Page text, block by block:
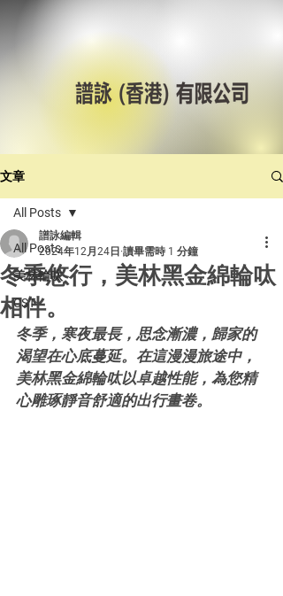
文章
All Posts
美林輪呔
CST
All Posts
冬季悠行，美林黑金綿輪呔
相伴。
譜詠編輯
2024年12月24日 讀畢需時 1 分鐘
冬季，寒夜最長，思念漸濃，歸家的
渴望在心底蔓延。在這漫漫旅途中，
美林黑金綿輪呔以卓越性能，為您精
心雕琢靜音舒適的出行畫卷。